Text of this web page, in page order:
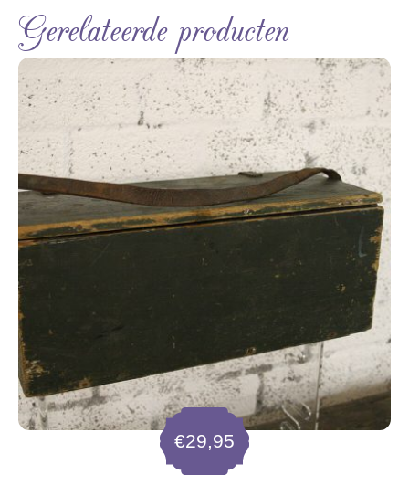
Gerelateerde producten
€29,95